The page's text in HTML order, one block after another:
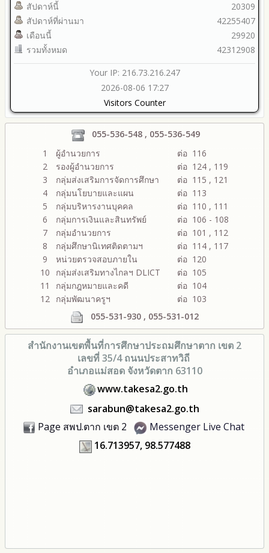
สัปดาห์นี้
สัปดาห์ที่ผ่านมา
เดือนนี้
รวมทั้งหมด
20309
42255407
29920
42312908
Your IP: 216.73.216.247
2026-08-06 17:27
Visitors Counter
055-536-548 , 055-536-549
1
ผู้อำนวยการ
ต่อ 116
2
รองผู้อำนวยการ
ต่อ 124 , 119
3
กลุ่มส่งเสริมการจัดการศึกษา
ต่อ 115 , 121
4
กลุ่มนโยบายและแผน
ต่อ 113
5
กลุ่มบริหารงานบุคคล
ต่อ 110 , 111
6
กลุ่มการเงินและสินทรัพย์
ต่อ 106 - 108
7
กลุ่มอำนวยการ
ต่อ 101 , 112
8
กลุ่มศึกษานิเทศติดตามฯ
ต่อ 114 , 117
9
หน่วยตรวจสอบภายใน
ต่อ 120
10
กลุ่มส่งเสริมทางไกลฯ DLICT
ต่อ 105
11
กลุ่มกฎหมายและคดี
ต่อ 104
12
กลุ่มพัฒนาครูฯ
ต่อ 103
055-531-930 , 055-531-012
สำนักงานเขตพื้นที่การศึกษาประถมศึกษาตาก เขต 2
เลขที่ 35/4 ถนนประสาทวิถี
อำเภอแม่สอด จังหวัดตาก 63110
www.takesa2.go.th
sarabun@takesa2.go.th
Page สพป.ตาก เขต 2
Messenger Live Chat
16.713957, 98.577488